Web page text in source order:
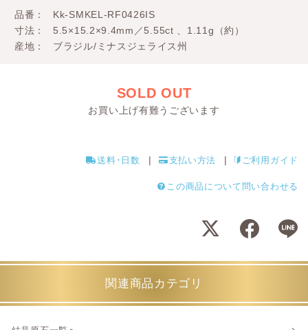
品番
Kk-SMKEL-RF0426IS
寸法
5.5×15.2×9.4mm／5.55ct 、1.11g（約）
産地
ブラジル/ミナスジェライス州
SOLD OUT
お買い上げ有難うございます
送料･日数 支払い方法 ご利用ガイド
この商品について問い合わせる
関連商品カテゴリ